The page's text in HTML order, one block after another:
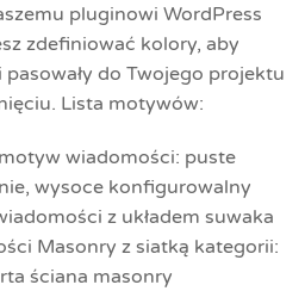
pluginowi WordPress
zdefiniować kolory, aby
do Twojego projektu
Lista motywów:
wiadomości: puste
wysoce konfigurowalny
z układem suwaka
Masonry z siatką kategorii:
ściana masonry